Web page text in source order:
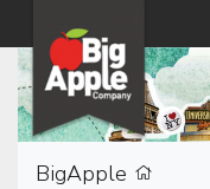
BigApple